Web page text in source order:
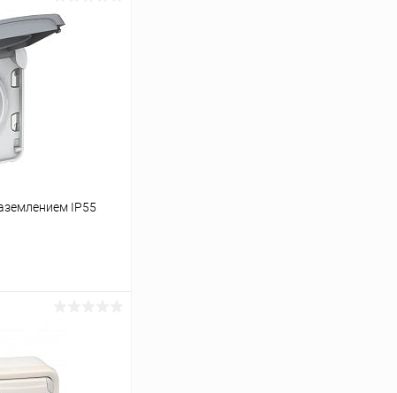
IP55
К сравнению